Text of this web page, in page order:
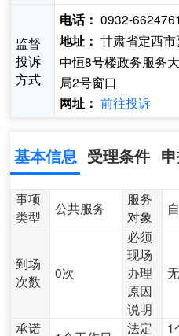
监督
投诉
方式
电话： 0932-6624761
地址： 甘肃省定西
中恒8号楼政务服务
局2号窗口
网址： 前往投诉
基本信息 受理条件
事项
类型
公共服务
服务
对象
到场
次数
0次
必须
现场
办理
原因
说明
无
承诺
法定
1